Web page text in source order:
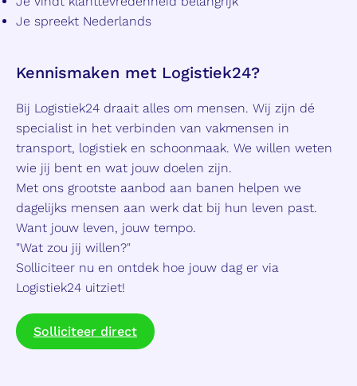
Je spreekt Nederlands
Kennismaken met Logistiek24?
Bij Logistiek24 draait alles om mensen. Wij zijn dé
specialist in het verbinden van vakmensen in
transport, logistiek en schoonmaak. We willen weten
wie jij bent en wat jouw doelen zijn.
Met ons grootste aanbod aan banen helpen we
dagelijks mensen aan werk dat bij hun leven past.
Want jouw leven, jouw tempo.
"Wat zou jij willen?"
Solliciteer nu en ontdek hoe jouw dag er via
Logistiek24 uitziet!
Solliciteer direct